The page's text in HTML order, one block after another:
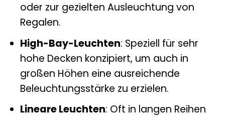
oder zur gezielten Ausleuchtung von
Regalen.
High-Bay-Leuchten: Speziell für sehr
hohe Decken konzipiert, um auch in
großen Höhen eine ausreichende
Beleuchtungsstärke zu erzielen.
Lineare Leuchten: Oft in langen Reihen